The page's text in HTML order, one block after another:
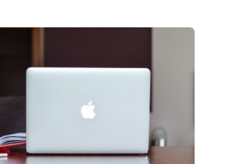
ПОМОГАЮТ
СОЗДАВАТЬ
БЕЗ
СЛОЖНОГО